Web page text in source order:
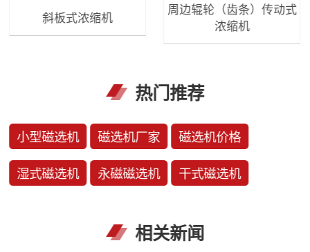
斜板式浓缩机
周边辊轮（齿条）传动式
浓缩机
热门推荐
小型磁选机 磁选机厂家 磁选机价格
湿式磁选机 永磁磁选机 干式磁选机
相关新闻